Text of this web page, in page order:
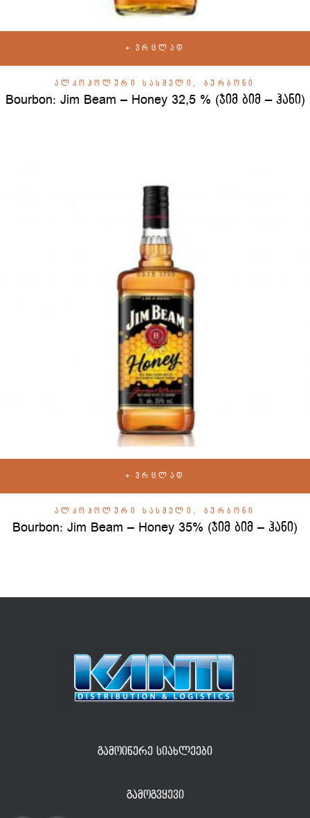
ᲕᲠᲪᲚᲐᲓ
ᲐᲚᲙᲝᲰᲝᲚᲣᲠᲘ ᲡᲐᲡᲛᲔᲚᲘ ,ᲑᲣᲠᲑᲝᲜᲘ
Bourbon: Jim Beam – Honey 32,5 % (ჯიმ ბიმ – ჰანი)
ᲕᲠᲪᲚᲐᲓ
ᲐᲚᲙᲝᲰᲝᲚᲣᲠᲘ ᲡᲐᲡᲛᲔᲚᲘ ,ᲑᲣᲠᲑᲝᲜᲘ
Bourbon: Jim Beam – Honey 35% (ჯიმ ბიმ – ჰანი)
ᲒᲐᲛᲝᲘᲬᲔᲠᲔ ᲡᲘᲐᲮᲚᲔᲔᲑᲘ
ᲒᲐᲛᲝᲒᲕᲧᲔᲕᲘ